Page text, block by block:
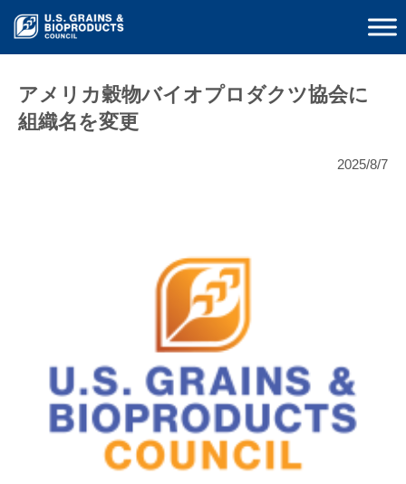
アメリカ穀物バイオプロダクツ協会に
組織名を変更
2025/8/7